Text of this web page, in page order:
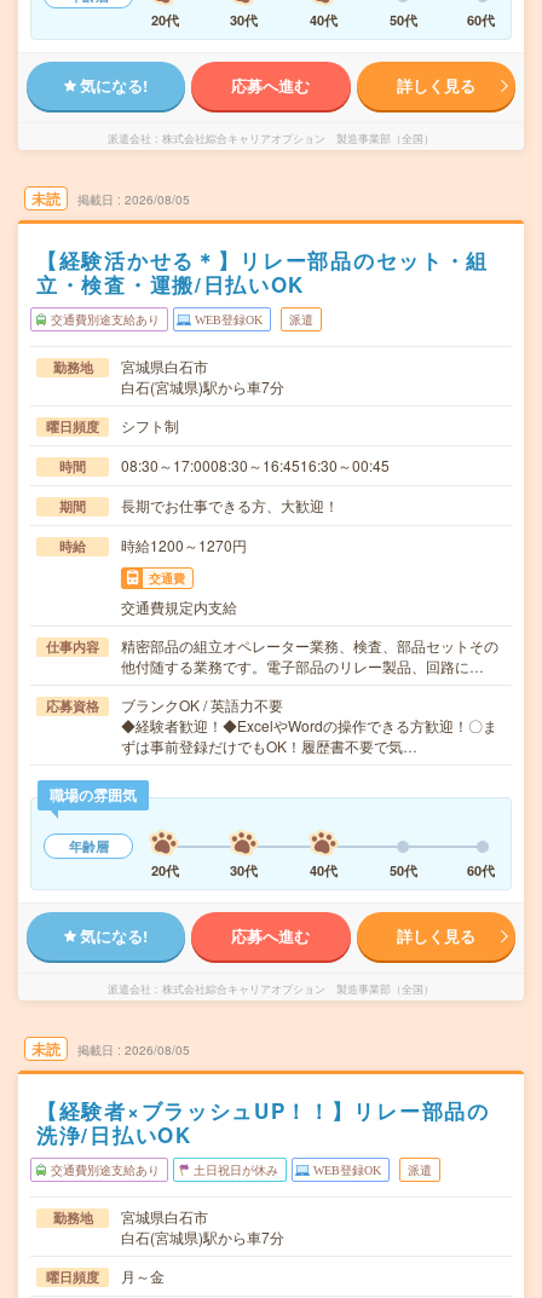
20代
30代 40代 50代 60代
気になる! 応募へ進む 詳しく見る
派遣会社 株式会社綜合キャリアオプション 製造事業部（全国）
未読 掲載日 2026/08/05
【経験活かせる＊】リレー部品のセット・組
立・検査・運搬/日払いOK
交通費別途支給あり WEB登録OK 派遣
勤務地
宮城県白石市
白石(宮城県)駅から車7分
曜日頻度 シフト制
時間 08:30～17:0008:30～16:4516:30～00:45
期間 長期でお仕事できる方、大歓迎！
時給 時給1200～1270円
交通費
交通費規定内支給
仕事内容
精密部品の組立オペレーター業務、検査、部品セットその
他付随する業務です。電子部品のリレー製品、回路に…
応募資格
ブランクOK / 英語力不要
◆経験者歓迎！◆ExcelやWordの操作できる方歓迎！〇ま
ずは事前登録だけでもOK！履歴書不要で気…
職場の雰囲気
年齢層
20代
30代 40代 50代 60代
気になる! 応募へ進む 詳しく見る
派遣会社 株式会社綜合キャリアオプション 製造事業部（全国）
未読 掲載日 2026/08/05
【経験者×ブラッシュUP！！】リレー部品の
洗浄/日払いOK
交通費別途支給あり 土日祝日が休み WEB登録OK 派遣
勤務地
宮城県白石市
白石(宮城県)駅から車7分
曜日頻度 月～金